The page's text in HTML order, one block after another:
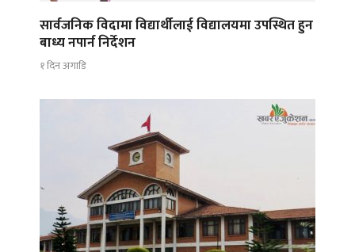
सार्वजनिक विदामा विद्यार्थीलाई विद्यालयमा उपस्थित हुन
बाध्य नपार्न निर्देशन
१ दिन अगाडि